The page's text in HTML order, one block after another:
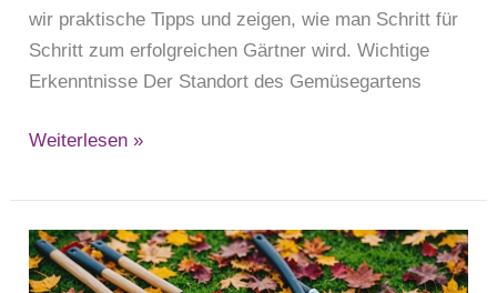
wir praktische Tipps und zeigen, wie man Schritt für
Schritt zum erfolgreichen Gärtner wird. Wichtige
Erkenntnisse Der Standort des Gemüsegartens
Weiterlesen »
Gartenarbeit
im